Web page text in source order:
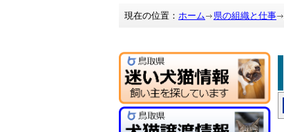
現在の位置： ホーム 県の組織と仕事